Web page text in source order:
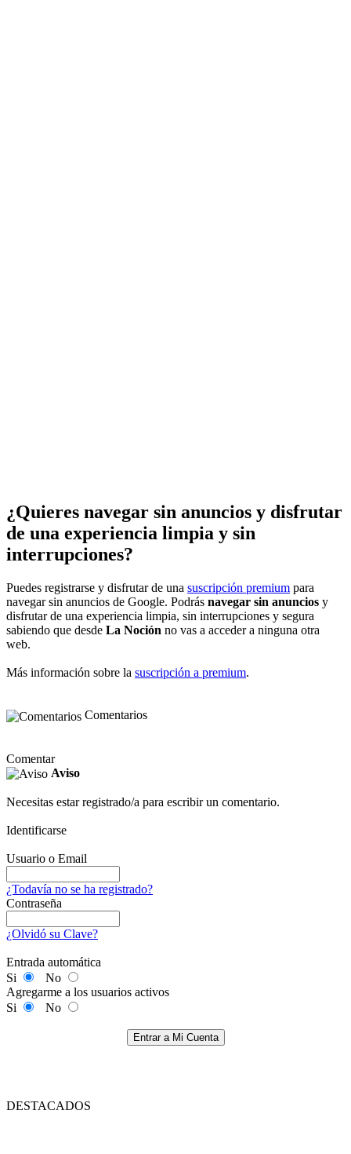
¿Quieres navegar sin anuncios y disfrutar
de una experiencia limpia y sin
interrupciones?
Puedes registrarse y disfrutar de una suscripción premium para
navegar sin anuncios de Google. Podrás navegar sin anuncios y
disfrutar de una experiencia limpia, sin interrupciones y segura
sabiendo que desde La Noción no vas a acceder a ninguna otra
web.
Más información sobre la suscripción a premium.
Comentarios
Comentar
Aviso
Necesitas estar registrado/a para escribir un comentario.
Identificarse
Usuario o Email
¿Todavía no se ha registrado?
Contraseña
¿Olvidó su Clave?
Entrada automática
Si
No
Agregarme a los usuarios activos
Si
No
Entrar a Mi Cuenta
DESTACADOS